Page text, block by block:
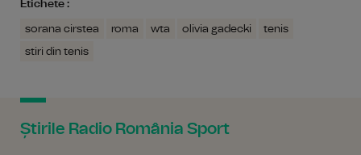
Etichete :
sorana cirstea roma wta olivia gadecki
tenis
stiri din tenis
Știrile Radio România Sport